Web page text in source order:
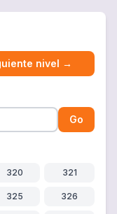
nivel →
Go
320 321
325 326